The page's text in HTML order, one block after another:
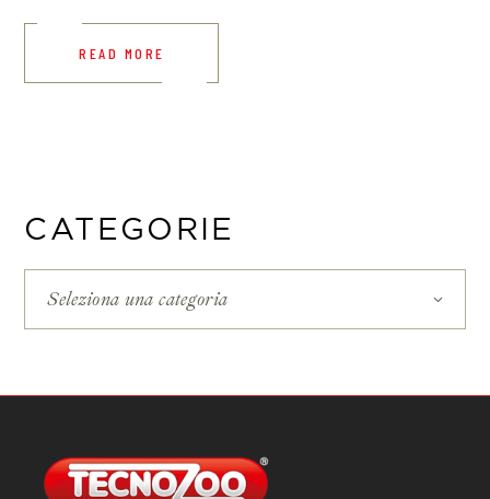
READ MORE
CATEGORIE
Seleziona una categoria